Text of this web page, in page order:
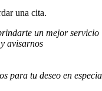
una cita.
un mejor servicio
avisarnos
para tu deseo en